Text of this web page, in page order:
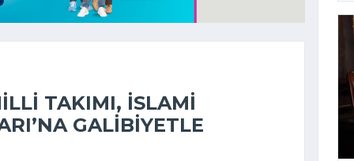
TAKIMI, İSLAMI
GALIBIYETLE